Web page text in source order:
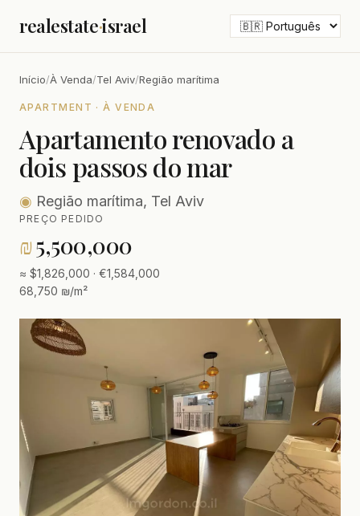
realestate·israel
Início/À Venda/Tel Aviv/Região marítima
APARTMENT · À VENDA
Apartamento renovado a
dois passos do mar
◉ Região marítima, Tel Aviv
PREÇO PEDIDO
₪5,500,000
≈ $1,826,000 · €1,584,000
68,750 ₪/m²